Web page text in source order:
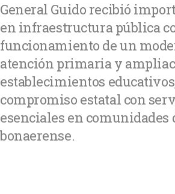
General Guido recibió
en infraestructura pública
funcionamiento de un
atención primaria y
establecimientos
compromiso estatal con
esenciales en
bonaerense.